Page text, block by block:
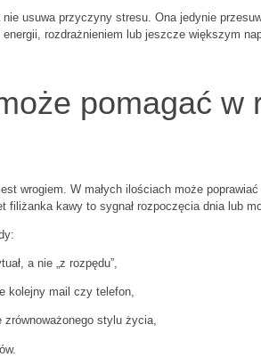
usuwa przyczyny stresu. Ona jedynie
rozdrażnieniem lub jeszcze większym
pomagać w
wrogiem. W małych ilościach może
filiżanka kawy to sygnał rozpoczęcia dnia lub
a nie „z rozpędu”,
kolejny mail czy telefon,
stylu życia,